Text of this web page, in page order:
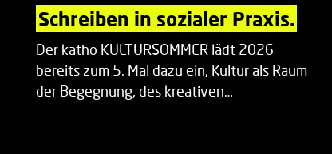
Schreiben in sozialer Praxis.
Der katho KULTURSOMMER lädt 2026
bereits zum 5. Mal dazu ein, Kultur als Raum
der Begegnung, des kreativen…